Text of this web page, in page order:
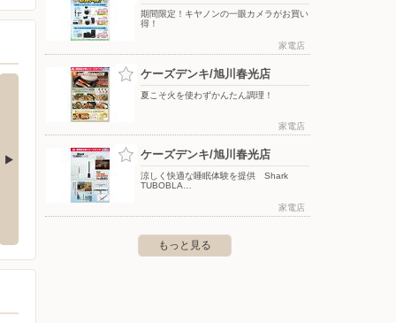
フル館
期間限定！キヤノンの一眼カメラがお買い
得！
家電店
ケーズデンキ/旭川春光店
夏こそ火を使わずかんたん調理！
家電店
ケーズデンキ/旭川春光店
涼しく快適な睡眠体験を提供 Shark
TUBOBLA…
家電店
もっと見る